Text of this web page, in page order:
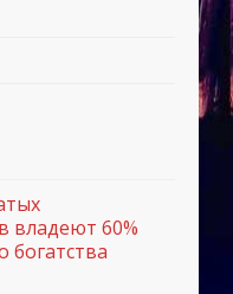
владеют 60%
богатства